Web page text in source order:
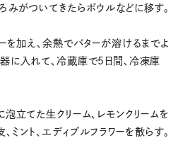
みがついてきたらボウルなどに移す。
を加え、余熱でバターが溶けるまでよ
器に入れて、冷蔵庫で5日間、冷凍庫
立てた生クリーム、レモンクリームを
ミント、エディブルフラワーを散らす。